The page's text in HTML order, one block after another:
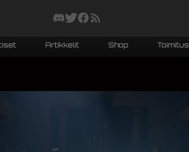
Artikkelit Shop Toimitus